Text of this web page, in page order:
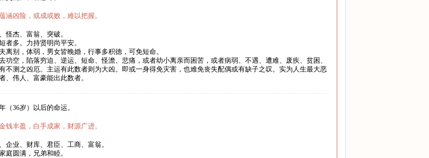
涵凶险，或成或败，难以把握。
怪杰、富翁、突破。
者多。力持贤明尚平安。
离别，体弱，男女皆晚婚，行事多积德，可免短命。
功空，陷落穷迫、逆运、短命、怪澹、悲痛，或者幼小离亲而困苦，或者病弱、不遇、遭难、废疾、贫困、
不测之凶厄。主运有此数者则为大凶。即或一身得免灾害，也难免丧失配偶或有缺子之叹。实为人生最大恶
、伟人、富豪能出此数者。
（36岁）以后的命运。
钱丰盈，白手成家，财源广进。
企业、财库、君臣、工商、富翁。
庭圆满，兄弟和睦。